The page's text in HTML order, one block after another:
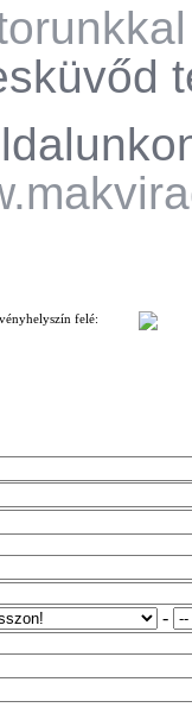
felé:
-